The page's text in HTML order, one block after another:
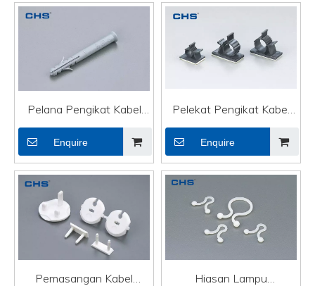
Elektrik CTH-2B
Elektrik ADC-70
Pelana Pengikat Kabel
OEM Lekapkan Kabel
Optik Palam Kembangkan
EN-08L
Enquire
Pelekat Pengikat Kabel
OEM Melekapkan
Pengapit Kabel Talian Fon
Telinga TS-0608
Enquire
Pemasangan Kabel
Hiasan Lampu